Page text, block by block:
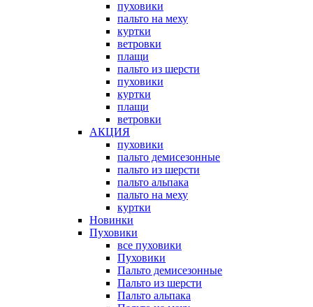
пуховики
пальто на меху
куртки
ветровки
плащи
пальто из шерсти
пуховики
куртки
плащи
ветровки
АКЦИЯ
пуховики
пальто демисезонные
пальто из шерсти
пальто альпака
пальто на меху
куртки
Новинки
Пуховики
все пуховики
Пуховики
Пальто демисезонные
Пальто из шерсти
Пальто альпака